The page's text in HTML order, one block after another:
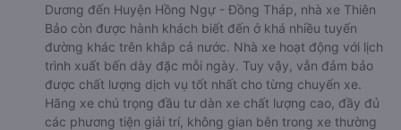
Dương đến Huyện Hồng Ngự - Đồng Tháp, nhà xe Thiên
Bảo còn được hành khách biết đến ở khá nhiều tuyến
đường khác trên khắp cả nước. Nhà xe hoạt động với lịch
trình xuất bến dày đặc mỗi ngày. Tuy vậy, vẫn đảm bảo
được chất lượng dịch vụ tốt nhất cho từng chuyến xe.
Hãng xe chú trọng đầu tư dàn xe chất lượng cao, đầy đủ
các phương tiện giải trí, không gian bên trong xe thường